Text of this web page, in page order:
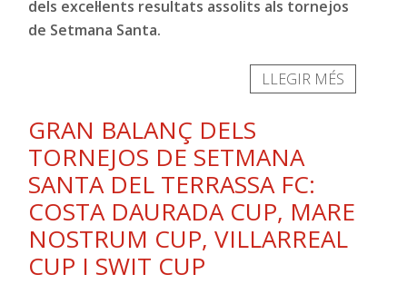
dels excel·lents resultats assolits als tornejos
de Setmana Santa.
LLEGIR MÉS
GRAN BALANÇ DELS
TORNEJOS DE SETMANA
SANTA DEL TERRASSA FC:
COSTA DAURADA CUP, MARE
NOSTRUM CUP, VILLARREAL
CUP I SWIT CUP